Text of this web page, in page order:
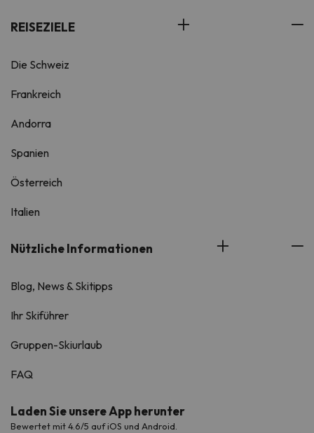
REISEZIELE
Die Schweiz
Frankreich
Andorra
Spanien
Österreich
Italien
Nützliche Informationen
Blog, News & Skitipps
Ihr Skiführer
Gruppen-Skiurlaub
FAQ
Laden Sie unsere App herunter
Bewertet mit 4.6/5 auf iOS und Android.